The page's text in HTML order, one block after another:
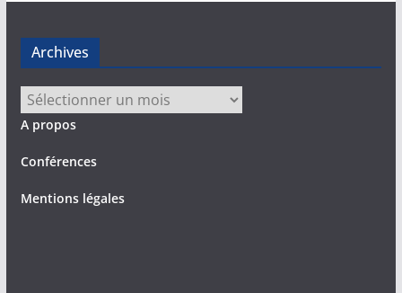
Archives
Archives
A propos
Conférences
Mentions légales